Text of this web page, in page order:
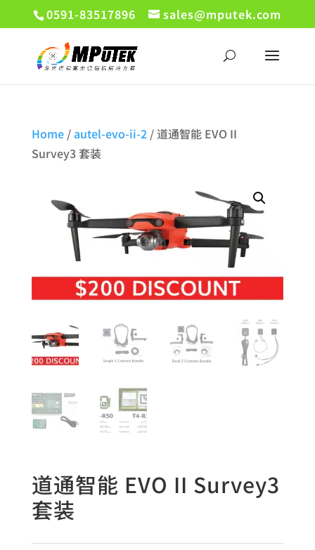
0591-83517896 sales@mputek.com
Home/ autel-evo-ii-2/ 道通智能 EVO II
Survey3 套装
道通智能 EVO II Survey3
套装